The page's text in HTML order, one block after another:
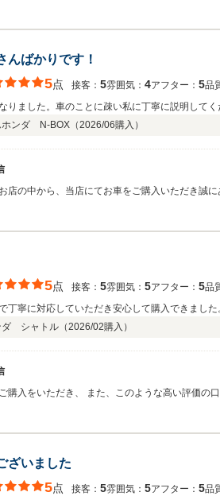
んばかりです！
5点 接客： 5雰囲気： 4アフター： 5品
りました。車のことに疎い私に丁寧に説明して
ホンダ N-BOX（2026/06購入）
店の中から、当店にてお車をご購入いただき誠
5点 接客： 5雰囲気： 5アフター： 5品
丁寧に対応していただき安心して購入できました
ダ シャトル（2026/02購入）
購入をいただき、 また、このような高い評価の
ざいました
5点 接客： 5雰囲気： 5アフター： 5品